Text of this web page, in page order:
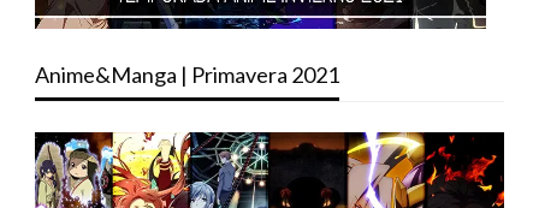
Anime&Manga | Primavera 2021